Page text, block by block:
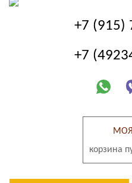
+7 (915)
+7
корзина